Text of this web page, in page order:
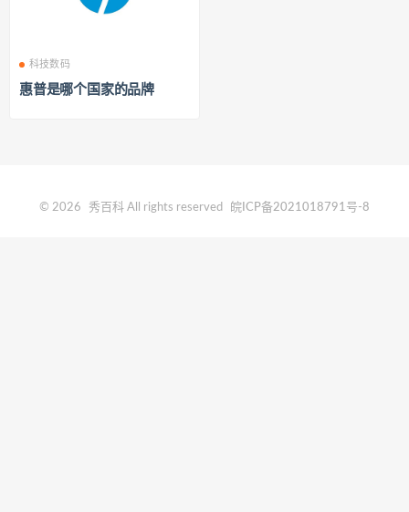
科技数码
惠普是哪个国家的品牌
© 2026 秀百科 All rights reserved 皖ICP备2021018791号-8